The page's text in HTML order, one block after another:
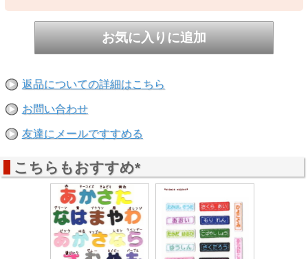
小サイズ/中サイズ/大サイズがあります
返品についての詳細はこちら
お問い合わせ
友達にメールですすめる
こちらもおすすめ*